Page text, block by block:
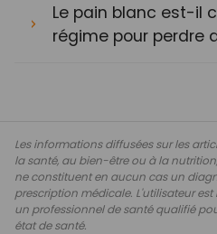
Le pain blanc est-il
régime pour perdre
Les informations diffusées sur les
la santé, au bien-être ou à la
ne constituent en aucun cas un
prescription médicale. L'utilisateur
un professionnel de santé qualifié
état de santé.